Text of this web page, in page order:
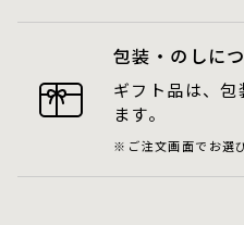
包装・のしに
ギフト品は、包
ます。
ご注文画面でお選